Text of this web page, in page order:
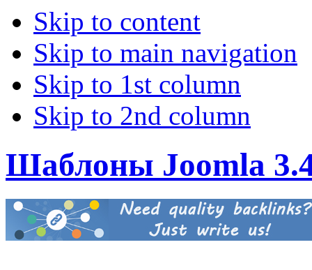
Skip to content
Skip to main navigation
Skip to 1st column
Skip to 2nd column
Шаблоны Joomla